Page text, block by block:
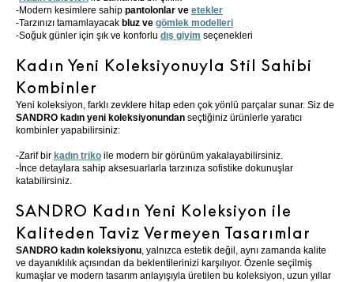
-Modern kesimlere sahip pantolonlar ve etekler
-Tarzınızı tamamlayacak bluz ve gömlek modelleri
-Soğuk günler için şık ve konforlu dış giyim seçenekleri
Kadın Yeni Koleksiyonuyla Stil Sahibi
Kombinler
Yeni koleksiyon, farklı zevklere hitap eden çok yönlü parçalar sunar. Siz de
SANDRO kadın yeni koleksiyonundan seçtiğiniz ürünlerle yaratıcı
kombinler yapabilirsiniz:
-Zarif bir kadın triko ile modern bir görünüm yakalayabilirsiniz.
-İnce detaylara sahip aksesuarlarla tarzınıza sofistike dokunuşlar
katabilirsiniz.
SANDRO Kadın Yeni Koleksiyon ile
Kaliteden Taviz Vermeyen Tasarımlar
SANDRO kadın koleksiyonu, yalnızca estetik değil, aynı zamanda kalite
ve dayanıklılık açısından da beklentilerinizi karşılıyor. Özenle seçilmiş
kumaşlar ve modern tasarım anlayışıyla üretilen bu koleksiyon, uzun yıllar